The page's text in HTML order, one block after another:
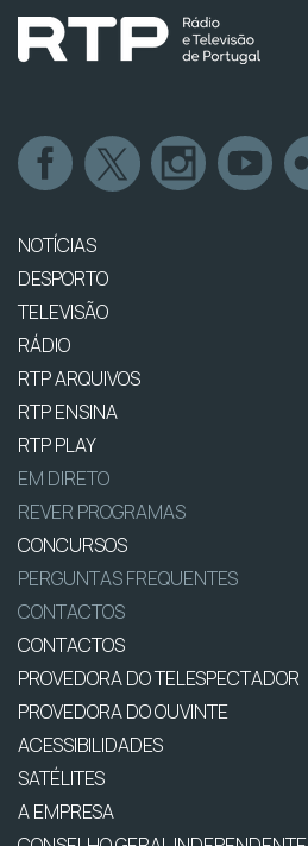
NOTÍCIAS
DESPORTO
TELEVISÃO
RÁDIO
RTP ARQUIVOS
RTP ENSINA
RTP PLAY
EM DIRETO
REVER PROGRAMAS
CONCURSOS
PERGUNTAS FREQUENTES
CONTACTOS
CONTACTOS
PROVEDORA DO TELESPECTADOR
PROVEDORA DO OUVINTE
ACESSIBILIDADES
SATÉLITES
A EMPRESA